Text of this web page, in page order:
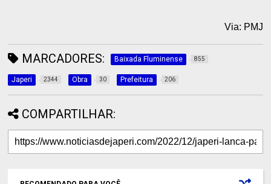
Via: PMJ
MARCADORES: Baixada Fluminense 855
Japeri 2344 Obra 30 Prefeitura 206
COMPARTILHAR: